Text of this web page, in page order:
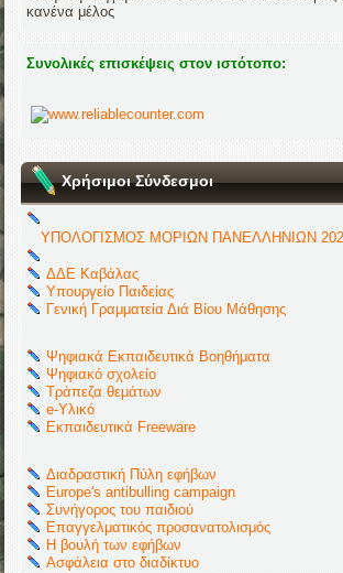
κανένα μέλος
Συνολικές επισκέψεις στον ιστότοπο:
Χρήσιμοι Σύνδεσμοι
ΥΠΟΛΟΓΙΣΜΟΣ ΜΟΡΙΩΝ ΠΑΝΕΛΛΗΝΙΩΝ
ΔΔΕ Καβάλας
Υπουργείο Παιδείας
Γενική Γραμματεία Διά Βίου Μάθησης
Ψηφιακά Εκπαιδευτικά Βοηθήματα
Ψηφιακό σχολείο
Τράπεζα θεμάτων
e-Υλικό
Εκπαιδευτικά Freeware
Διαδραστική Πύλη εφήβων
Europe's antibulling campaign
Συνήγορος του παιδιού
Επαγγελματικός προσανατολισμός
Η βουλή των εφήβων
Ασφάλεια στο διαδίκτυο